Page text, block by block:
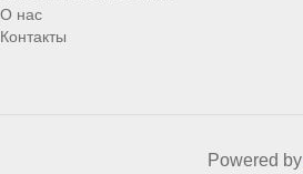
О нас
Контакты
Powered by